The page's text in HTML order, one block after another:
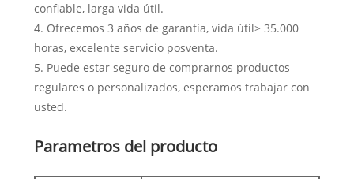
confiable, larga vida útil.
4. Ofrecemos 3 años de garantía, vida útil> 35.000
horas, excelente servicio posventa.
5. Puede estar seguro de comprarnos productos
regulares o personalizados, esperamos trabajar con
usted.
Parametros del producto